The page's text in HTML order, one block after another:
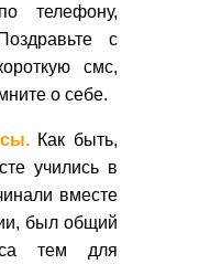
телефону,
с
смс,
о себе.
Как быть,
учились в
вместе
был общий
тем для